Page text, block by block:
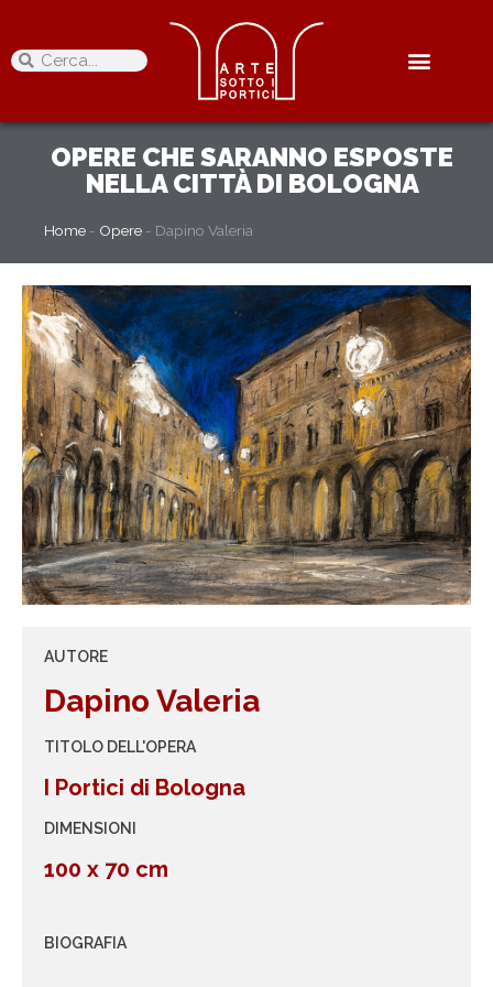
OPERE CHE SARANNO ESPOSTE
NELLA CITTÀ DI BOLOGNA
Home - Opere - Dapino Valeria
AUTORE
Dapino Valeria
TITOLO DELL'OPERA
I Portici di Bologna
DIMENSIONI
100 x 70 cm
BIOGRAFIA